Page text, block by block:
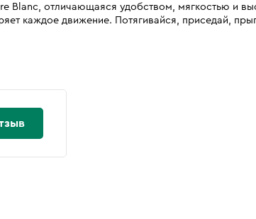
Blanc, отличающаяся удобством, мягкостью и
каждое движение. Потягивайся, приседай,